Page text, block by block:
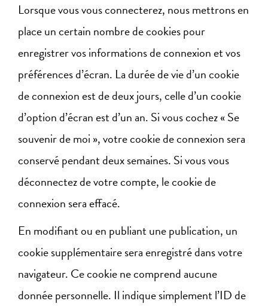
Lorsque vous vous connecterez, nous mettrons en
place un certain nombre de cookies pour
enregistrer vos informations de connexion et vos
préférences d’écran. La durée de vie d’un cookie
de connexion est de deux jours, celle d’un cookie
d’option d’écran est d’un an. Si vous cochez « Se
souvenir de moi », votre cookie de connexion sera
conservé pendant deux semaines. Si vous vous
déconnectez de votre compte, le cookie de
connexion sera effacé.
En modifiant ou en publiant une publication, un
cookie supplémentaire sera enregistré dans votre
navigateur. Ce cookie ne comprend aucune
donnée personnelle. Il indique simplement l’ID de